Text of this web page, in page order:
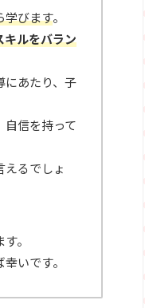
学びます。
キルをバラン
にあたり、子
自信を持って
るでしょ
。
いです。